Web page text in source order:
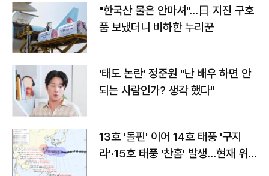
"한국산 물은 안마셔"…日 지진 구호
품 보냈더니 비하한 누리꾼
'태도 논란' 정준원 "난 배우 하면 안
되는 사람인가? 생각 했다"
13호 '돌핀' 이어 14호 태풍 '구지
라'·15호 태풍 '찬홈' 발생…현재 위